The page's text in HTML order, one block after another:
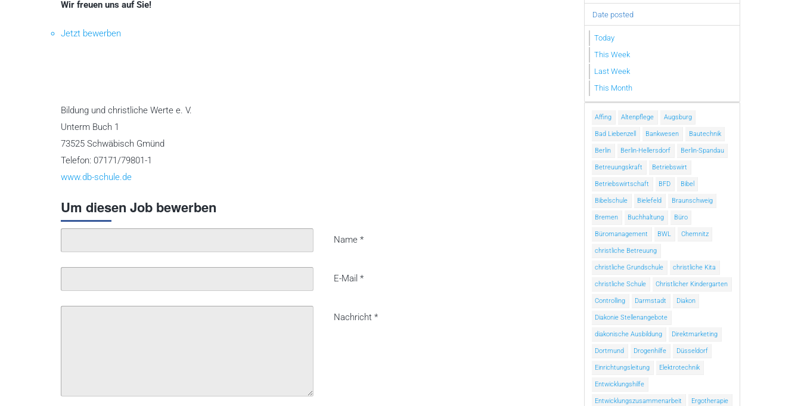
Wir freuen uns auf Sie!
Jetzt bewerben
Bildung und christliche Werte e. V.
Unterm Buch 1
73525 Schwäbisch Gmünd
Telefon: 07171/79801-1
www.db-schule.de
Um diesen Job bewerben
Name *
E-Mail *
Nachricht *
Date posted
Today
This Week
Last Week
This Month
Affing Altenpflege Augsburg
Bad Liebenzell Bankwesen Bautechnik
Berlin Berlin-Hellersdorf Berlin-Spandau
Betreuungskraft Betriebswirt
Betriebswirtschaft BFD Bibel
Bibelschule Bielefeld Braunschweig
Bremen Buchhaltung Büro
Büromanagement BWL Chemnitz
christliche Betreuung
christliche Grundschule christliche Kita
christliche Schule Christlicher Kindergarten
Controlling Darmstadt Diakon
Diakonie Stellenangebote
diakonische Ausbildung Direktmarketing
Dortmund Drogenhilfe Düsseldorf
Einrichtungsleitung Elektrotechnik
Entwicklungshilfe
Entwicklungszusammenarbeit Ergotherapie